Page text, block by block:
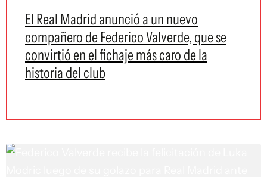
El Real Madrid anunció a un nuevo
compañero de Federico Valverde, que se
convirtió en el fichaje más caro de la
historia del club